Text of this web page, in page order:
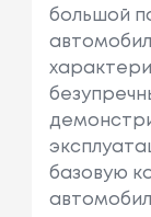
большой
базовую